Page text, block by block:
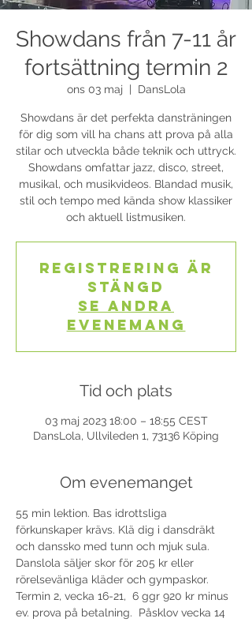
Showdans från 7-11 år
fortsättning termin 2
ons 03 maj DansLola
Showdans är det perfekta dansträningen
för dig som vill ha chans att prova på alla
stilar och utveckla både teknik och uttryck.
Showdans omfattar jazz, disco, street,
musikal, och musikvideos. Blandad musik,
stil och tempo med kända show klassiker
och aktuell listmusiken.
Registrering är
stängd
Se andra
evenemang
Tid och plats
03 maj 2023 18:00 – 18:55 CEST
DansLola, Ullvileden 1, 73136 Köping
Om evenemanget
55 min lektion. Bas idrottsliga
förkunskaper krävs. Klä dig i dansdräkt
och danssko med tunn och mjuk sula.
Danslola säljer skor för 205 kr eller
rörelsevänliga kläder och gympaskor.
Termin 2, vecka 16-21,  6 ggr 920 kr minus
ev. prova på betalning.  Påsklov vecka 14